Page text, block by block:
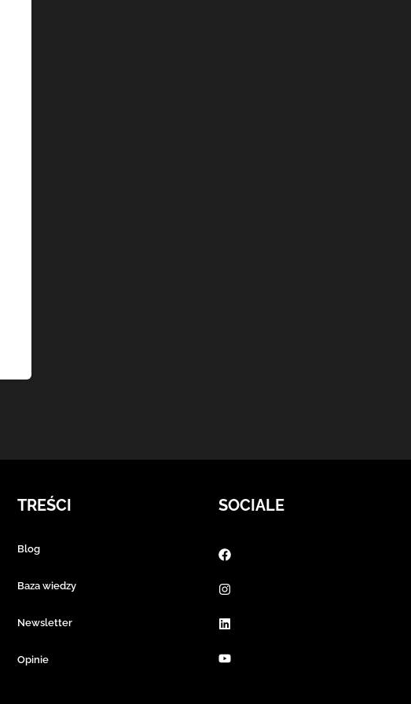
TREŚCI
Blog
Baza wiedzy
Newsletter
Opinie
SOCIALE